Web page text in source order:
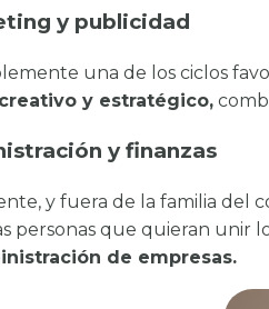
y publicidad
una de los ciclos
creativo y estratégico,
y finanzas
y fuera de la familia del
personas que quieran unir
de empresas.